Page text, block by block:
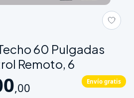
60 Pulgadas
Remoto, 6
,00 Envío gratis